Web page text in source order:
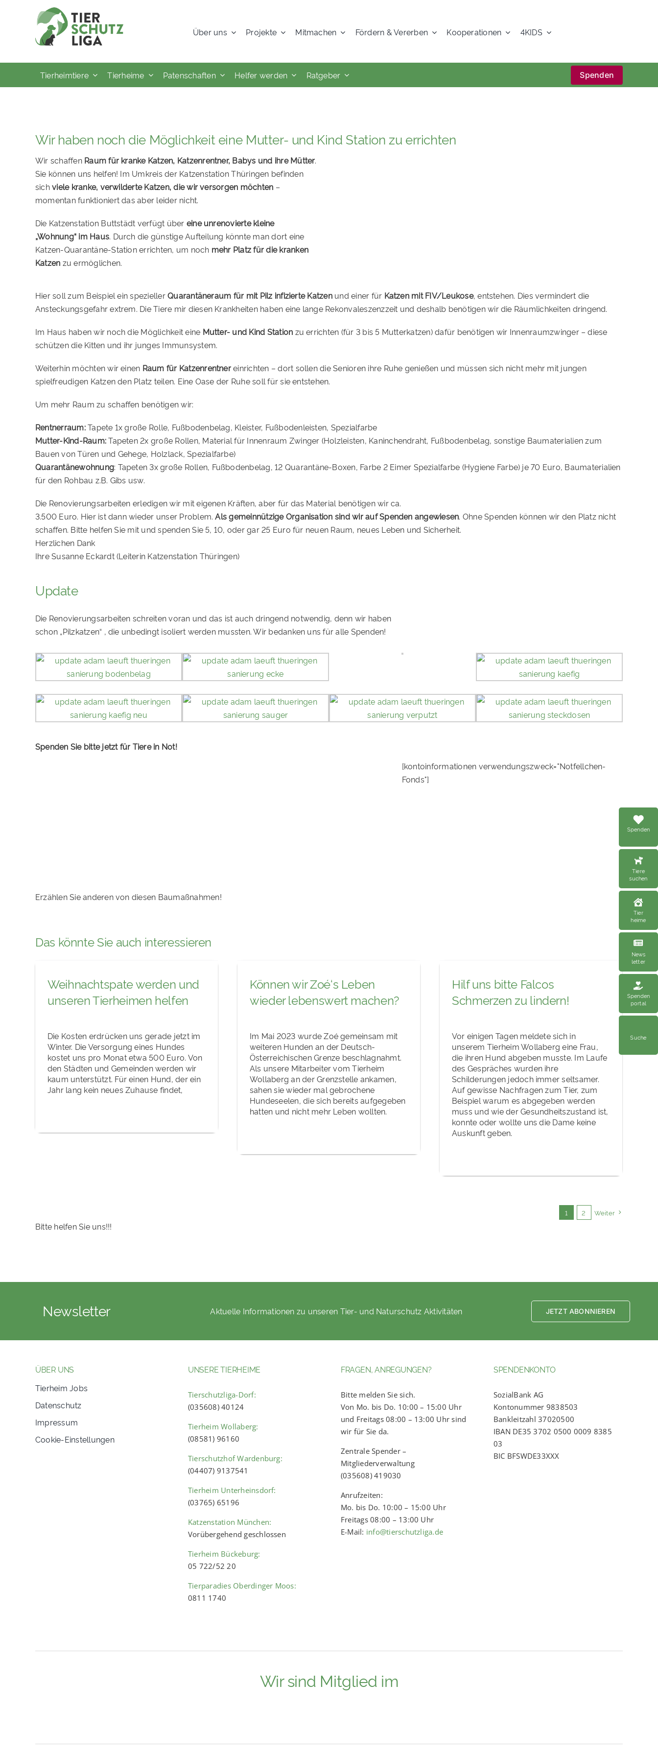
Über uns Projekte Mitmachen Fördern & Vererben Kooperationen 4KIDS
Tierheimtiere Tierheime Patenschaften Helfer werden Ratgeber Spenden
Spenden
Tiere
suchen
Tier
heime
News
letter
Spenden
portal
Suche
Wir haben noch die Möglichkeit eine Mutter- und Kind Station zu errichten
Wir schaffen Raum für kranke Katzen, Katzenrentner, Babys und ihre Mütter.
Sie können uns helfen! Im Umkreis der Katzenstation Thüringen befinden
sichviele kranke, verwilderte Katzen, die wir versorgen möchten –
momentan funktioniert das aber leider nicht.
Die Katzenstation Buttstädt verfügt über eine unrenovierte kleine
„Wohnung“ im Haus. Durch die günstige Aufteilung könnte man dort eine
Katzen-Quarantäne-Station errichten, um noch mehr Platz für die kranken
Katzen zu ermöglichen.
Hier soll zum Beispiel ein speziellerQuarantäneraum für mit Pilz infizierte Katzenund einer für Katzen mit FIV/Leukose, entstehen. Dies vermindert die
Ansteckungsgefahr extrem. Die Tiere mir diesen Krankheiten haben eine lange Rekonvaleszenzzeit und deshalb benötigen wir die Räumlichkeiten dringend.
Im Haus haben wir noch die Möglichkeit eine Mutter- und Kind Station zu errichten (für 3 bis 5 Mutterkatzen) dafür benötigen wir Innenraumzwinger – diese
schützen die Kitten und ihr junges Immunsystem.
Weiterhin möchten wir einen Raum für Katzenrentnereinrichten – dort sollen die Senioren ihre Ruhe genießen und müssen sich nicht mehr mit jungen
spielfreudigen Katzen den Platz teilen. Eine Oase der Ruhe soll für sie entstehen.
Um mehr Raum zu schaffen benötigen wir:
Rentnerraum:Tapete 1x große Rolle, Fußbodenbelag, Kleister, Fußbodenleisten, Spezialfarbe
Mutter-Kind-Raum:Tapeten 2x große Rollen, Material für Innenraum Zwinger (Holzleisten, Kaninchendraht, Fußbodenbelag, sonstige Baumaterialien zum
Bauen von Türen und Gehege, Holzlack, Spezialfarbe)
Quarantänewohnung: Tapeten 3x große Rollen, Fußbodenbelag, 12 Quarantäne-Boxen, Farbe 2 Eimer Spezialfarbe (Hygiene Farbe) je 70 Euro, Baumaterialien
für den Rohbau z.B. Gibs usw.
Die Renovierungsarbeiten erledigen wir mit eigenen Kräften, aber für das Material benötigen wir ca.
3.500 Euro. Hier ist dann wieder unser Problem.Als gemeinnützige Organisation sind wir auf Spenden angewiesen. Ohne Spenden können wir den Platz nicht
schaffen. Bitte helfen Sie mit und spenden Sie 5, 10, oder gar 25 Euro für neuen Raum, neues Leben und Sicherheit.
Herzlichen Dank
Ihre Susanne Eckardt (Leiterin Katzenstation Thüringen)
Update
Die Renovierungsarbeiten schreiten voran und das ist auch dringend notwendig, denn wir haben
schon „Pilzkatzen“ , die unbedingt isoliert werden mussten. Wir bedanken uns für alle Spenden!
Spenden Sie bitte jetzt für Tiere in Not!
[kontoinformationen verwendungszweck="Notfellchen-
Fonds"]
Erzählen Sie anderen von diesen Baumaßnahmen!
Das könnte Sie auch interessieren
Weihnachtspate werden und
unseren Tierheimen helfen
Die Kosten erdrücken uns gerade jetzt im
Winter. Die Versorgung eines Hundes
kostet uns pro Monat etwa 500 Euro. Von
den Städten und Gemeinden werden wir
kaum unterstützt. Für einen Hund, der ein
Jahr lang kein neues Zuhause findet,
Können wir Zoé‘s Leben
wieder lebenswert machen?
Im Mai 2023 wurde Zoé gemeinsam mit
weiteren Hunden an der Deutsch-
Österreichischen Grenze beschlagnahmt.
Als unsere Mitarbeiter vom Tierheim
Wollaberg an der Grenzstelle ankamen,
sahen sie wieder mal gebrochene
Hundeseelen, die sich bereits aufgegeben
hatten und nicht mehr Leben wollten.
Hilf uns bitte Falcos
Schmerzen zu lindern!
Vor einigen Tagen meldete sich in
unserem Tierheim Wollaberg eine Frau,
die ihren Hund abgeben musste. Im Laufe
des Gespräches wurden ihre
Schilderungen jedoch immer seltsamer.
Auf gewisse Nachfragen zum Tier, zum
Beispiel warum es abgegeben werden
muss und wie der Gesundheitszustand ist,
konnte oder wollte uns die Dame keine
Auskunft geben.
1 2 Weiter
Bitte helfen Sie uns!!!
Newsletter Aktuelle Informationen zu unseren Tier- und Naturschutz Aktivitäten JETZT ABONNIEREN
ÜBER UNS
Tierheim Jobs
Datenschutz
Impressum
Cookie-Einstellungen
UNSERE TIERHEIME
Tierschutzliga-Dorf:
(035608) 40124
Tierheim Wollaberg:
(08581) 96160
Tierschutzhof Wardenburg:
(04407) 9137541
Tierheim Unterheinsdorf:
(03765) 65196
Katzenstation München:
Vorübergehend geschlossen
Tierheim Bückeburg:
05 722/52 20
Tierparadies Oberdinger Moos:
0811 1740
FRAGEN, ANREGUNGEN?
Bitte melden Sie sich.
Von Mo. bis Do. 10:00 – 15:00 Uhr
und Freitags 08:00 – 13:00 Uhr sind
wir für Sie da.
Zentrale Spender –
Mitgliederverwaltung
(035608) 419030
Anrufzeiten:
Mo. bis Do. 10:00 – 15:00 Uhr
Freitags 08:00 – 13:00 Uhr
E-Mail: info@tierschutzliga.de
SPENDENKONTO
SozialBank AG
Kontonummer 9838503
Bankleitzahl 37020500
IBAN DE35 3702 0500 0009 8385
03
BIC BFSWDE33XXX
Wir sind Mitglied im